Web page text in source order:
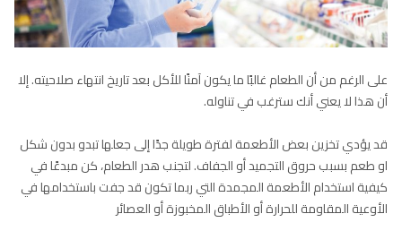
على الرغم من أن الطعام غالبًا ما يكون آمنًا للأكل بعد تاريخ انتهاء صلاحيته. إلا
أن هذا لا يعني أنك سترغب في تناوله.
قد يؤدي تخزين بعض الأطعمة لفترة طويلة جدًا إلى جعلها تبدو بدون شكل
او طعم بسبب حروق التجميد أو الجفاف. لتجنب هدر الطعام، كن مبدعًا في
كيفية استخدام الأطعمة المجمدة التي ربما تكون قد جفت باستخدامها في
الأوعية المقاومة للحرارة أو الأطباق المخبوزة أو العصائر